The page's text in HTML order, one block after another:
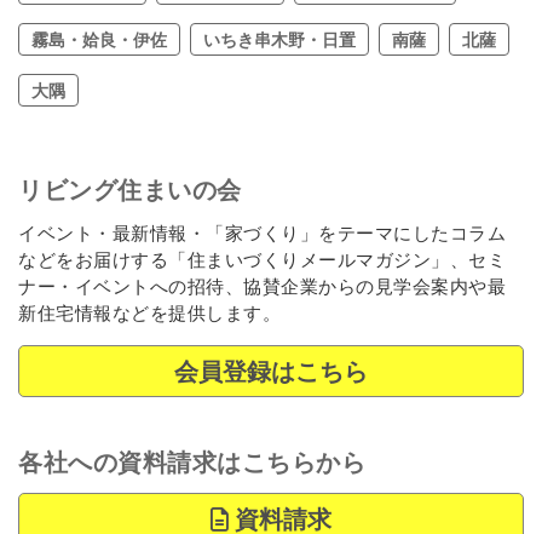
霧島・姶良・伊佐 いちき串木野・日置 南薩 北薩
大隅
リビング住まいの会
イベント・最新情報・「家づくり」をテーマにしたコラム
などをお届けする「住まいづくりメールマガジン」、セミ
ナー・イベントへの招待、協賛企業からの見学会案内や最
新住宅情報などを提供します。
会員登録はこちら
各社への資料請求はこちらから
資料請求